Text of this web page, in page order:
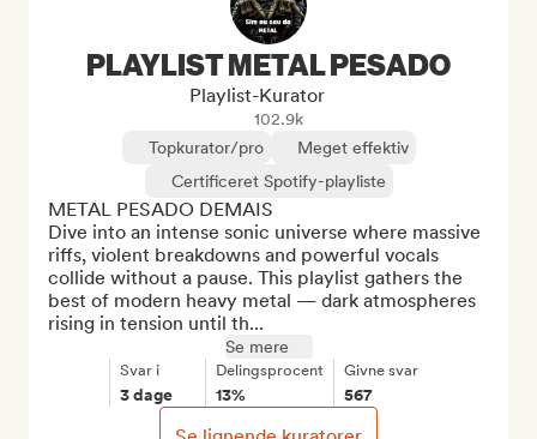
PLAYLIST METAL PESADO
Playlist-Kurator
102.9k
Topkurator/pro
Meget effektiv
Certificeret Spotify-playliste
METAL PESADO DEMAIS
Dive into an intense sonic universe where massive
riffs, violent breakdowns and powerful vocals
collide without a pause. This playlist gathers the
best of modern heavy metal — dark atmospheres
rising in tension until th...
Se mere
Svar i
3 dage
Delingsprocent
13%
Givne svar
567